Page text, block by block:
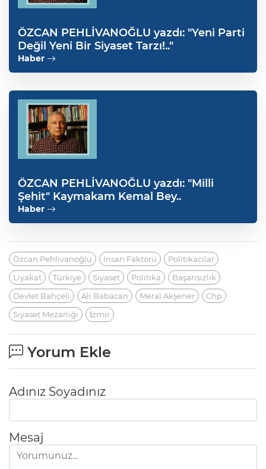
ÖZCAN PEHLİVANOĞLU yazdı: "Yeni Parti
Değil Yeni Bir Siyaset Tarzı!.."
Haber
ÖZCAN PEHLİVANOĞLU yazdı: "Milli
Şehit" Kaymakam Kemal Bey..
Haber
Özcan Pehlivanoğlu Insan Faktörü
Politikacılar
Liyakat
Türkiye Siyaset Politika
Başarısızlık
Devlet Bahçeli
Ali Babacan Meral Akşener
Chp
Siyaset Mezarlığı
İzmir
Yorum Ekle
Adınız Soyadınız
Mesaj